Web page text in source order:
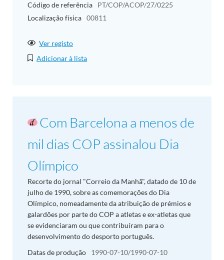
Código de referência
PT/COP/ACOP/27/0225
Localização física 00811
Ver registo
Adicionar à lista
Com Barcelona a menos de
mil dias COP assinalou Dia
Olímpico
Recorte do jornal "Correio da Manhã", datado de 10 de
julho de 1990, sobre as comemorações do Dia
Olímpico, nomeadamente da atribuição de prémios e
galardões por parte do COP a atletas e ex-atletas que
se evidenciaram ou que contribuíram para o
desenvolvimento do desporto português.
Datas de produção
1990-07-10/1990-07-10